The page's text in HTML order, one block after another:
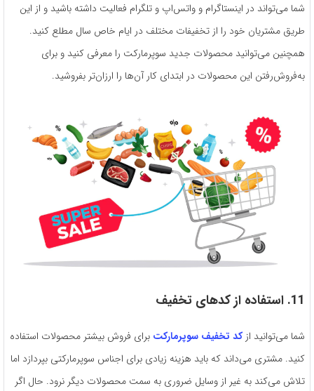
شما می‌تواند در اینستاگرام و واتس‌اپ و تلگرام فعالیت داشته باشید و از این
طریق مشتریان خود را از تخفیفات مختلف در ایام خاص سال مطلع کنید.
همچنین می‌توانید محصولات جدید سوپرمارکت را معرفی کنید و برای
به‌فروش‌رفتن این محصولات در ابتدای کار آن‌ها را ارزان‌تر بفروشید.
11. استفاده از کدهای تخفیف
شما می‌توانید ازکد تخفیف سوپرمارکت برای فروش بیشتر محصولات استفاده
کنید. مشتری می‌داند که باید هزینه زیادی برای اجناس سوپرمارکتی بپردازد اما
تلاش می‌کند به غیر از وسایل ضروری به سمت محصولات دیگر نرود. حال اگر